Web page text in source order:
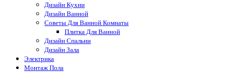
Дизайн Кухни
Дизайн Ванной
Советы Для Ванной Комнаты
Плитка Для Ванной
Дизайн Спальни
Дизайн Зала
Электрика
Монтаж Пола